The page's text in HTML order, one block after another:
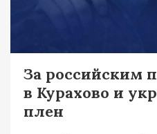
За российским
в Курахово и
плен